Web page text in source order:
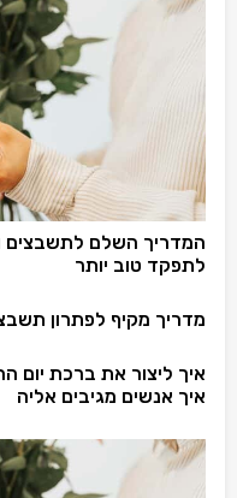
המדריך השלם לתשבצים
לתפקד טוב יותר
מדריך מקיף לפתרון
איך ליצור את ברכת יום
איך אנשים מגיבים אליה